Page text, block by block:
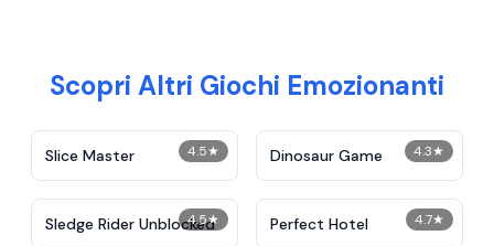
Scopri Altri Giochi Emozionanti
4.5★
Slice Master 4.3★
Dinosaur Game
4.5★
Sledge Rider Unblocked 4.7★
Perfect Hotel